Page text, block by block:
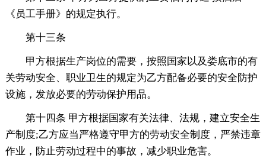
《员工手册》的规定执行。
第十三条
甲方根据生产岗位的需要，按照国家以及娄底市的有
关劳动安全、职业卫生的规定为乙方配备必要的安全防护
设施，发放必要的劳动保护用品。
第十四条 甲方根据国家有关法律、法规，建立安全生
产制度;乙方应当严格遵守甲方的劳动安全制度，严禁违章
作业，防止劳动过程中的事故，减少职业危害。